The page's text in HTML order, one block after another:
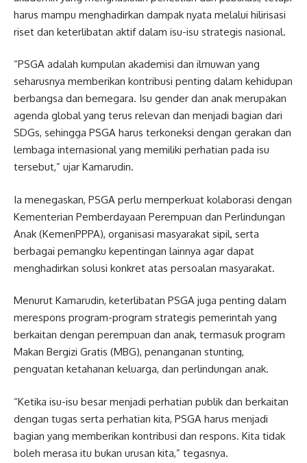
harus mampu menghadirkan dampak nyata melalui hilirisasi
riset dan keterlibatan aktif dalam isu-isu strategis nasional.
“PSGA adalah kumpulan akademisi dan ilmuwan yang
seharusnya memberikan kontribusi penting dalam kehidupan
berbangsa dan bernegara. Isu gender dan anak merupakan
agenda global yang terus relevan dan menjadi bagian dari
SDGs, sehingga PSGA harus terkoneksi dengan gerakan dan
lembaga internasional yang memiliki perhatian pada isu
tersebut,” ujar Kamarudin.
Ia menegaskan, PSGA perlu memperkuat kolaborasi dengan
Kementerian Pemberdayaan Perempuan dan Perlindungan
Anak (KemenPPPA), organisasi masyarakat sipil, serta
berbagai pemangku kepentingan lainnya agar dapat
menghadirkan solusi konkret atas persoalan masyarakat.
Menurut Kamarudin, keterlibatan PSGA juga penting dalam
merespons program-program strategis pemerintah yang
berkaitan dengan perempuan dan anak, termasuk program
Makan Bergizi Gratis (MBG), penanganan stunting,
penguatan ketahanan keluarga, dan perlindungan anak.
“Ketika isu-isu besar menjadi perhatian publik dan berkaitan
dengan tugas serta perhatian kita, PSGA harus menjadi
bagian yang memberikan kontribusi dan respons. Kita tidak
boleh merasa itu bukan urusan kita,” tegasnya.